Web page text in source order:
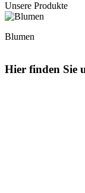
Unsere Produkte
Blumen
Hier finden Sie